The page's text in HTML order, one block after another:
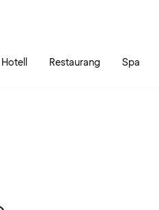
Hotell Restaurang Spa